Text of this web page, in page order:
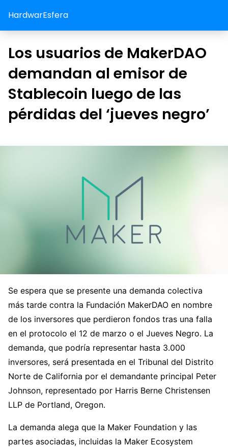
HardwarEsfera
Los usuarios de MakerDAO
demandan al emisor de
Stablecoin luego de las
pérdidas del ‘jueves negro’
Se espera que se presente una demanda colectiva
más tarde contra la Fundación MakerDAO en nombre
de los inversores que perdieron fondos tras una falla
en el protocolo el 12 de marzo o el Jueves Negro. La
demanda, que podría representar hasta 3.000
inversores, será presentada en el Tribunal del Distrito
Norte de California por el demandante principal Peter
Johnson, representado por Harris Berne Christensen
LLP de Portland, Oregon.
La demanda alega que la Maker Foundation y las
partes asociadas, incluidas la Maker Ecosystem